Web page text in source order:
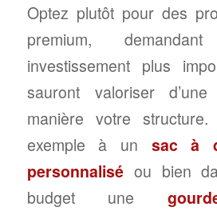
Optez plutôt pour des
premium,
investissement plus
sauront valoriser
manière votre
exemple à un sac à
personnaliséou bien
budget une